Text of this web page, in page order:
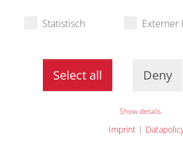
Statistisch Externer
Select all Deny
Show details
Imprint|